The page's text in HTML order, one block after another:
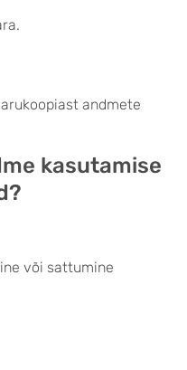
andmete
kasutamise
või sattumine